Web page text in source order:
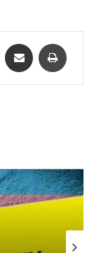
Viber Podijeli putem E-maila